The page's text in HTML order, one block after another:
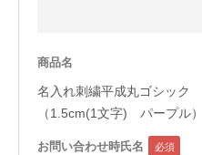
会員サービス
店舗リスト
商品名
名入れ刺繍平成丸ゴシック
（1.5cm(1文字) パープル）
お問い合わせ時氏名